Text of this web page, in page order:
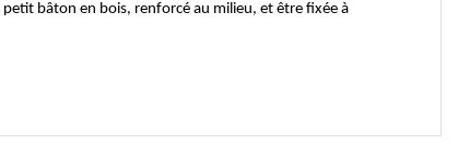
bâton en bois, renforcé au milieu, et être fixée à